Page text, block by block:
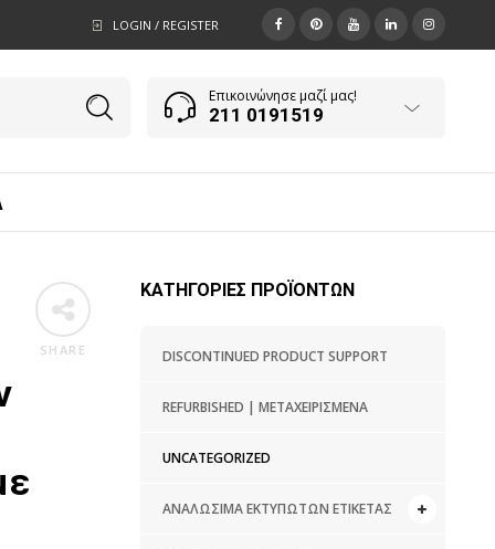
LOGIN / REGISTER
Επικοινώνησε μαζί μας!
211 0191519
ΚΑΤΗΓΟΡΊΕΣ ΠΡΟΪΌΝΤΩΝ
DISCONTINUED PRODUCT SUPPORT
REFURBISHED | ΜΕΤΑΧΕΙΡΙΣΜΈΝΑ
UNCATEGORIZED
ΑΝΑΛΏΣΙΜΑ ΕΚΤΥΠΩΤΏΝ ΕΤΙΚΈΤΑΣ
SHARE